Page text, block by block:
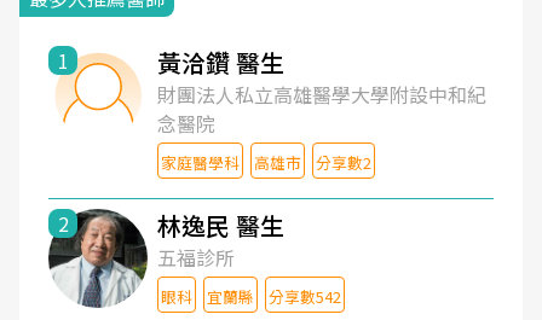
1 黃洽鑽 醫生
財團法人私立高雄醫學大學附設中和紀
念醫院
家庭醫學科 高雄市 分享數2
2 林逸民 醫生
五福診所
眼科 宜蘭縣 分享數542